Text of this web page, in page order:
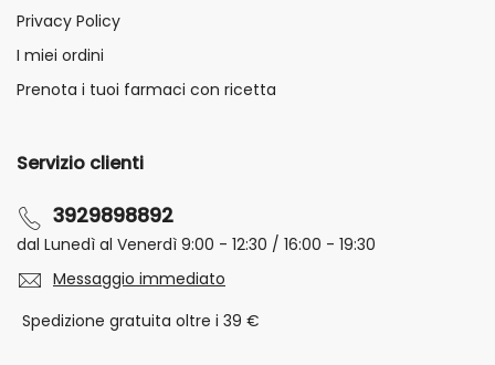
Privacy Policy
I miei ordini
Prenota i tuoi farmaci con ricetta
Servizio clienti
3929898892
dal Lunedì al Venerdì 9:00 - 12:30 / 16:00 - 19:30
Messaggio immediato
Spedizione gratuita oltre i 39 €